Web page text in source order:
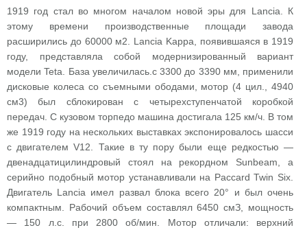
1919 год стал во многом началом новой эры для Lancia. К
этому времени производственные площади завода
расширились до 60000 м2. Lancia Kappa, появившаяся в 1919
году, представляла собой модернизированный вариант
модели Teta. База увеличилась.с 3300 до 3390 мм, применили
дисковые колеса со съемными ободами, мотор (4 цил., 4940
см3) был сблокирован с четырехступенчатой коробкой
передач. С кузовом торпедо машина достигала 125 км/ч. В том
же 1919 году на нескольких выставках экспонировалось шасси
с двигателем V12. Такие в ту пору были еще редкостью —
двенадцатицилиндровый стоял на рекордном Sunbeam, а
серийно подобный мотор устанавливали на Paccard Twin Six.
Двигатель Lancia имел развал блока всего 20° и был очень
компактным. Рабочий объем составлял 6450 смЗ, мощность
— 150 л.с. при 2800 об/мин. Мотор отличали: верхний